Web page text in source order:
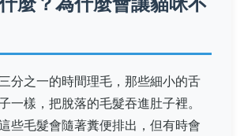
分之一的時間理毛，那些細小的舌
一樣，把脫落的毛髮吞進肚子裡。
些毛髮會隨著糞便排出，但有時會